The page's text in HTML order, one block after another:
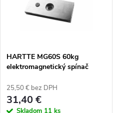
e
p
s
p
r
HARTTE MG60S 60kg
elektromagnetický spínač
25,50 € bez DPH
31,40 €
Skladom 11 ks